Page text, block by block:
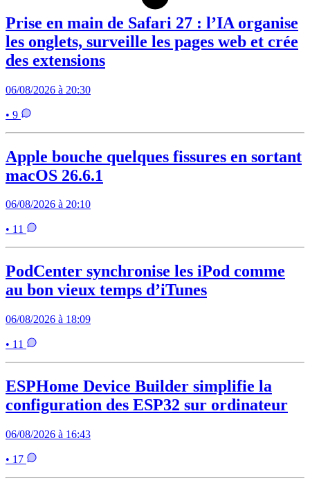
Prise en main de Safari 27 : l’IA organise
les onglets, surveille les pages web et crée
des extensions
06/08/2026 à 20:30
• 9
Apple bouche quelques fissures en sortant
macOS 26.6.1
06/08/2026 à 20:10
• 11
PodCenter synchronise les iPod comme
au bon vieux temps d’iTunes
06/08/2026 à 18:09
• 11
ESPHome Device Builder simplifie la
configuration des ESP32 sur ordinateur
06/08/2026 à 16:43
• 17